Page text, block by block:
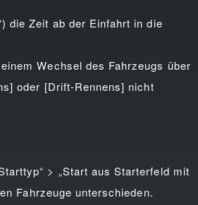
die Zeit ab der Einfahrt in die
Wechsel des Fahrzeugs über
oder [Drift-Rennens] nicht
> „Start aus Starterfeld mit
Fahrzeuge unterschieden.